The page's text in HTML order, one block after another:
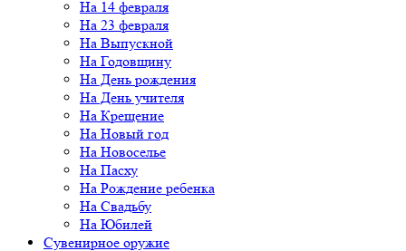
На 14 февраля
На 23 февраля
На Выпускной
На Годовщину
На День рождения
На День учителя
На Крещение
На Новый год
На Новоселье
На Пасху
На Рождение ребенка
На Свадьбу
На Юбилей
Сувенирное оружие